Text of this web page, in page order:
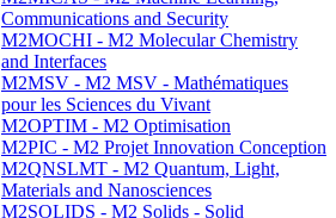
Communications and Security
M2MOCHI - M2 Molecular Chemistry
and Interfaces
M2MSV - M2 MSV - Mathématiques
pour les Sciences du Vivant
M2OPTIM - M2 Optimisation
M2PIC - M2 Projet Innovation Conception
M2QNSLMT - M2 Quantum, Light,
Materials and Nanosciences
M2SOLIDS - M2 Solids - Solid